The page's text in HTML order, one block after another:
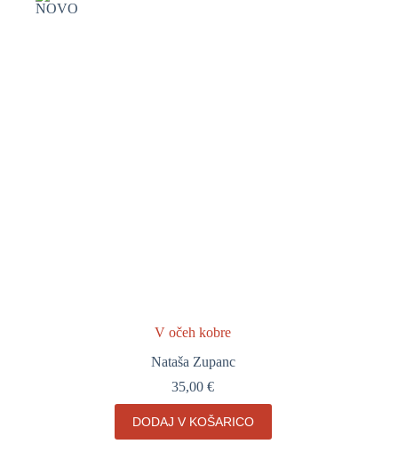
NOVO
V očeh kobre
Nataša Zupanc
35,00€
DODAJ V KOŠARICO